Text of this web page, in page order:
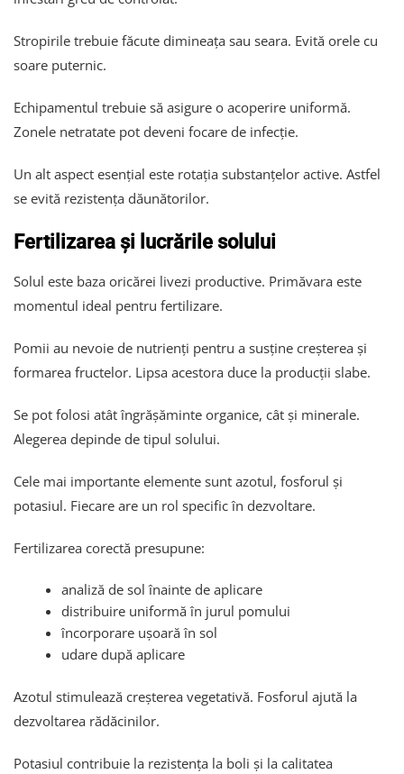
Stropirile trebuie făcute dimineața sau seara. Evită orele cu
soare puternic.
Echipamentul trebuie să asigure o acoperire uniformă.
Zonele netratate pot deveni focare de infecție.
Un alt aspect esențial este rotația substanțelor active. Astfel
se evită rezistența dăunătorilor.
Fertilizarea și lucrările solului
Solul este baza oricărei livezi productive. Primăvara este
momentul ideal pentru fertilizare.
Pomii au nevoie de nutrienți pentru a susține creșterea și
formarea fructelor. Lipsa acestora duce la producții slabe.
Se pot folosi atât îngrășăminte organice, cât și minerale.
Alegerea depinde de tipul solului.
Cele mai importante elemente sunt azotul, fosforul și
potasiul. Fiecare are un rol specific în dezvoltare.
Fertilizarea corectă presupune:
analiză de sol înainte de aplicare
distribuire uniformă în jurul pomului
încorporare ușoară în sol
udare după aplicare
Azotul stimulează creșterea vegetativă. Fosforul ajută la
dezvoltarea rădăcinilor.
Potasiul contribuie la rezistența la boli și la calitatea